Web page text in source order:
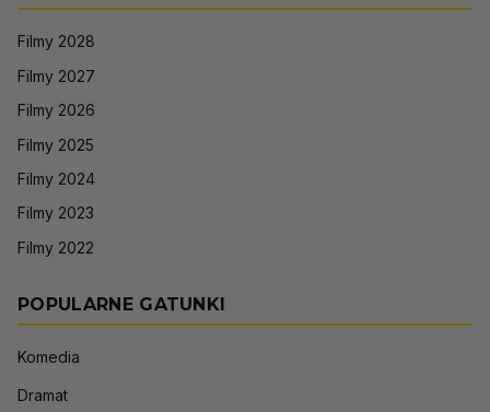
Filmy 2028
Filmy 2027
Filmy 2026
Filmy 2025
Filmy 2024
Filmy 2023
Filmy 2022
POPULARNE GATUNKI
Komedia
Dramat